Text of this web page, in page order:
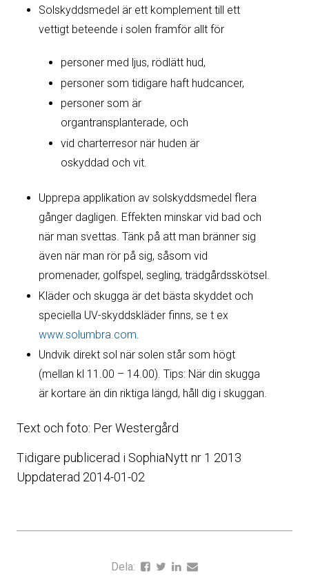
Solskyddsmedel är ett komplement till ett
vettigt beteende i solen framför allt för
personer med ljus, rödlätt hud,
personer som tidigare haft hudcancer,
personer som är
organtransplanterade, och
vid charterresor när huden är
oskyddad och vit.
Upprepa applikation av solskyddsmedel flera
gånger dagligen. Effekten minskar vid bad och
när man svettas. Tänk på att man bränner sig
även när man rör på sig, såsom vid
promenader, golfspel, segling, trädgårdsskötsel.
Kläder och skugga är det bästa skyddet och
speciella UV-skyddskläder finns, se t ex
www.solumbra.com
Undvik direkt sol när solen står som högt
(mellan kl 11.00 – 14.00). Tips: När din skugga
är kortare än din riktiga längd, håll dig i skuggan.
Text och foto: Per Westergård
Tidigare publicerad i SophiaNytt nr 1 2013
Uppdaterad 2014-01-02
Dela: